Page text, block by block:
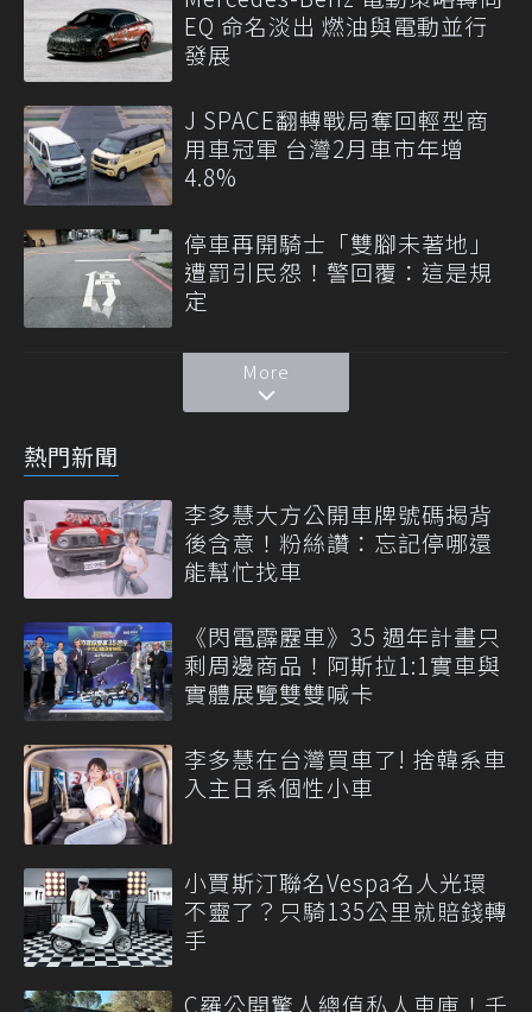
EQ 命名淡出 燃油與電動並行
發展
J SPACE翻轉戰局奪回輕型商
用車冠軍 台灣2月車市年增
4.8%
停車再開騎士「雙腳未著地」
遭罰引民怨！警回覆：這是規
定
More
熱門新聞
李多慧大方公開車牌號碼揭背
後含意！粉絲讚：忘記停哪還
能幫忙找車
《閃電霹靂車》35 週年計畫只
剩周邊商品！阿斯拉1:1實車與
實體展覽雙雙喊卡
李多慧在台灣買車了! 捨韓系車
入主日系個性小車
小賈斯汀聯名Vespa名人光環
不靈了？只騎135公里就賠錢轉
手
C羅公開驚人總值私人車庫！千